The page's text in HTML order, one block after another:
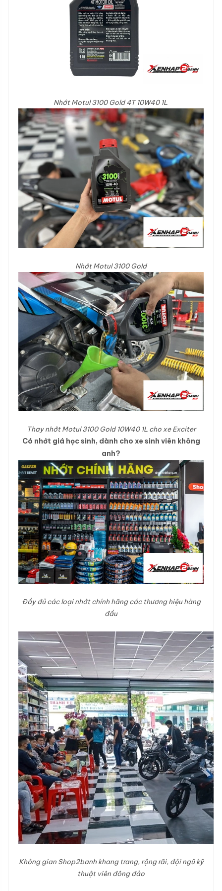
Nhớt Motul 3100 Gold 4T 10W40 1L
Nhớt Motul 3100 Gold
Thay nhớt Motul 3100 Gold 10W40 1L cho xe Exciter
Có nhớt giá học sinh, dành cho xe sinh viên không
anh?
Đầy đủ các loại nhớt chính hãng các thương hiệu hàng
đầu
Không gian Shop2banh khang trang, rộng rãi, đội ngũ kỹ
thuật viên đông đảo